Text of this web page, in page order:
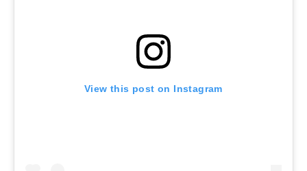
View this post on Instagram